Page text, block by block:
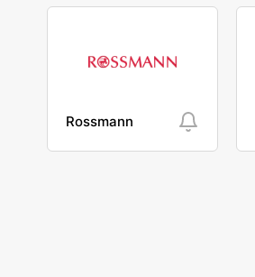
Rossmann